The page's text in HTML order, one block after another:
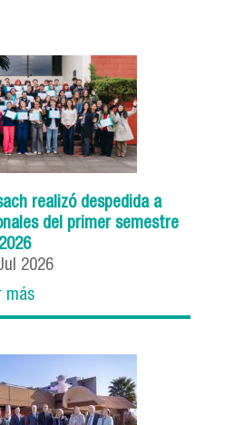
realizó despedida a
del primer semestre
2026
2026
más